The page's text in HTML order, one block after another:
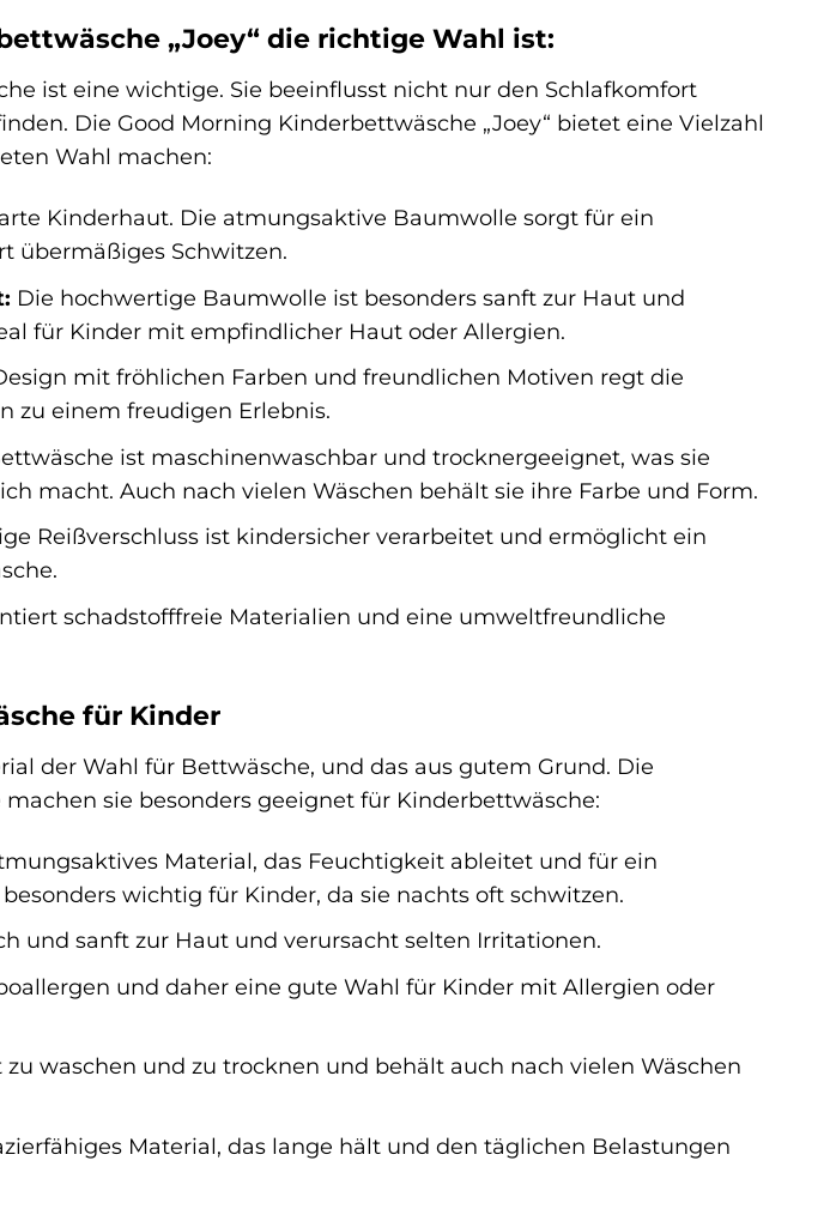
„Joey“ die richtige Wahl ist:
ist eine wichtige. Sie beeinflusst nicht nur den Schlafkomfort
Die Good Morning Kinderbettwäsche „Joey“ bietet eine Vielzahl
Wahl machen:
Kinderhaut. Die atmungsaktive Baumwolle sorgt für ein
übermäßiges Schwitzen.
Die hochwertige Baumwolle ist besonders sanft zur Haut und
für Kinder mit empfindlicher Haut oder Allergien.
mit fröhlichen Farben und freundlichen Motiven regt die
zu einem freudigen Erlebnis.
ist maschinenwaschbar und trocknergeeignet, was sie
macht. Auch nach vielen Wäschen behält sie ihre Farbe und Form.
Reißverschluss ist kindersicher verarbeitet und ermöglicht ein
schadstofffreie Materialien und eine umweltfreundliche
für Kinder
der Wahl für Bettwäsche, und das aus gutem Grund. Die
sie besonders geeignet für Kinderbettwäsche:
Material, das Feuchtigkeit ableitet und für ein
wichtig für Kinder, da sie nachts oft schwitzen.
und sanft zur Haut und verursacht selten Irritationen.
und daher eine gute Wahl für Kinder mit Allergien oder
waschen und zu trocknen und behält auch nach vielen Wäschen
Material, das lange hält und den täglichen Belastungen